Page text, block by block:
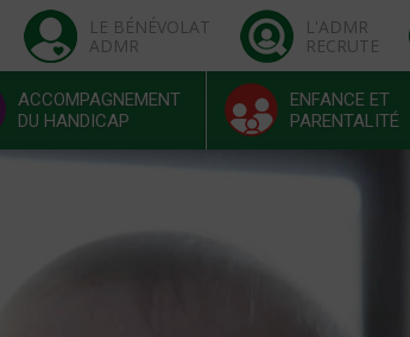
LE BÉNÉVOLAT
ADMR
L'ADMR
RECRUTE
ACCOMPAGNEMENT
DU HANDICAP
ENFANCE ET
PARENTALITÉ